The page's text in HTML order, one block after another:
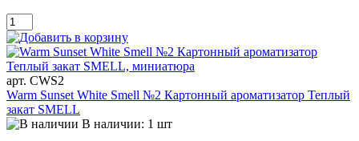
арт. CWS2
Warm Sunset White Smell №2 Картонный ароматизатор Теплый
закат SMELL
В наличии: 1 шт